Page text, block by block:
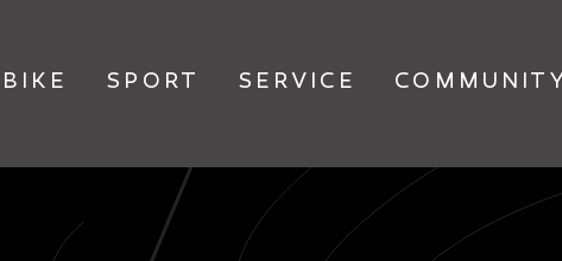
BIKE SPORT SERVICE COMMUNITY